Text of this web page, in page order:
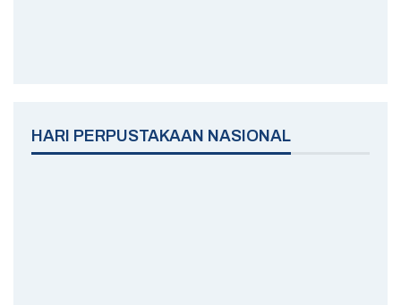
HARI PERPUSTAKAAN NASIONAL